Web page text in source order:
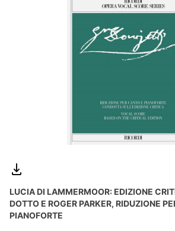
LUCIA DI LAMMERMOOR: EDIZIONE
DOTTO E ROGER PARKER, RIDUZIONE
PIANOFORTE